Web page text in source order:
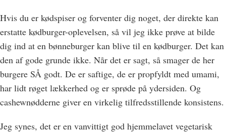
Hvis du er kødspiser og forventer dig noget, der direkte kan
erstatte kødburger-oplevelsen, så vil jeg ikke prøve at bilde
dig ind at en bønneburger kan blive til en kødburger. Det kan
den af gode grunde ikke. Når det er sagt, så smager de her
burgere SÅ godt. De er saftige, de er propfyldt med umami,
har lidt røget lækkerhed og er sprøde på ydersiden. Og
cashewnødderne giver en virkelig tilfredsstillende konsistens.
Jeg synes, det er en vanvittigt god hjemmelavet vegetarisk